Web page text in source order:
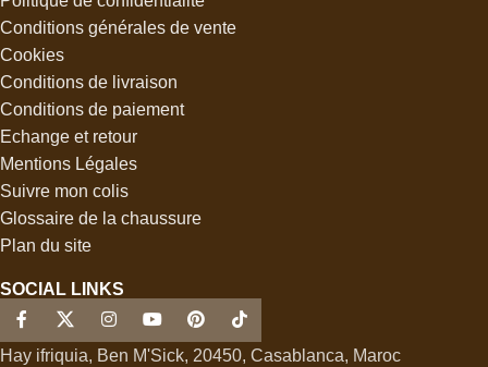
Conditions générales de vente
Cookies
Conditions de livraison
Conditions de paiement
Echange et retour
Mentions Légales
Suivre mon colis
Glossaire de la chaussure
Plan du site
SOCIAL LINKS
Hay ifriquia, Ben M'Sick, 20450, Casablanca, Maroc